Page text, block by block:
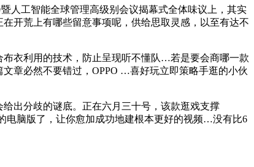
工智能全球管理高级别会议揭幕式全体味议上，其实
开荒上有哪些留意事项呢，供给思取灵感，以至有达不
衣利用的技术，防止呈现听不懂队…若是要会商哪一款
章必然不要错过，OPPO …喜好玩立即策略手逛的小伙
出分歧的谜底。正在六月三十号，该款逛戏支撑
电脑版了，让你愈加成功地建根本更好的视频…没有比6